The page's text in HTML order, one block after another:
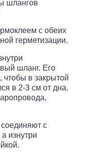
шлангов
с обеих
герметизации.
шланг. Его
чтобы в закрытой
в 2-3 см от дна.
с
изнутри